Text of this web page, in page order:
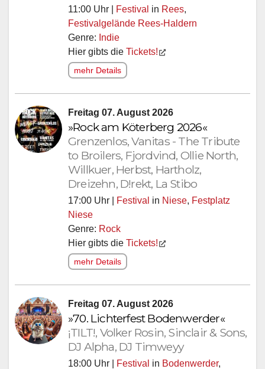
11:00 Uhr | Festival in Rees,
Festivalgelände Rees-Haldern
Genre: Indie
Hier gibts die Tickets!
mehr Details
Freitag 07. August 2026
»Rock am Köterberg 2026«
Grenzenlos, Vanitas - The Tribute
to Broilers, Fjordvind, Ollie North,
Willkuer, Herbst, Hartholz,
Dreizehn, D!rekt, La Stibo
17:00 Uhr | Festival in Niese, Festplatz
Niese
Genre: Rock
Hier gibts die Tickets!
mehr Details
Freitag 07. August 2026
»70. Lichterfest Bodenwerder«
¡TILT!, Volker Rosin, Sinclair & Sons,
DJ Alpha, DJ Timweyy
18:00 Uhr | Festival in Bodenwerder,